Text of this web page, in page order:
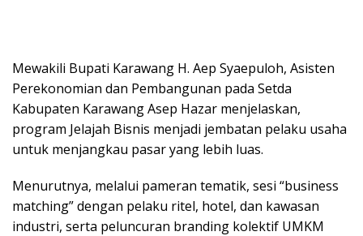
Mewakili Bupati Karawang H. Aep Syaepuloh, Asisten
Perekonomian dan Pembangunan pada Setda
Kabupaten Karawang Asep Hazar menjelaskan,
program Jelajah Bisnis menjadi jembatan pelaku usaha
untuk menjangkau pasar yang lebih luas.
Menurutnya, melalui pameran tematik, sesi “business
matching” dengan pelaku ritel, hotel, dan kawasan
industri, serta peluncuran branding kolektif UMKM